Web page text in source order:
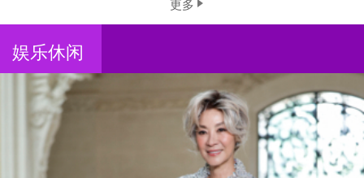
更多
娱乐休闲